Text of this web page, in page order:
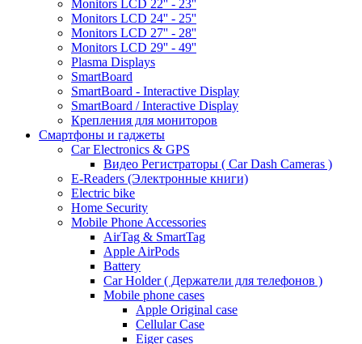
Monitors LCD 22'' - 23''
Monitors LCD 24'' - 25''
Monitors LCD 27'' - 28''
Monitors LCD 29'' - 49''
Plasma Displays
SmartBoard
SmartBoard - Interactive Display
SmartBoard / Interactive Display
Крепления для мониторов
Смартфоны и гаджеты
Car Electronics & GPS
Видео Регистраторы ( Car Dash Cameras )
E-Readers (Электронные книги)
Electric bike
Home Security
Mobile Phone Accessories
AirTag & SmartTag
Apple AirPods
Battery
Car Holder ( Держатели для телефонов )
Mobile phone cases
Apple Original case
Cellular Case
Eiger cases